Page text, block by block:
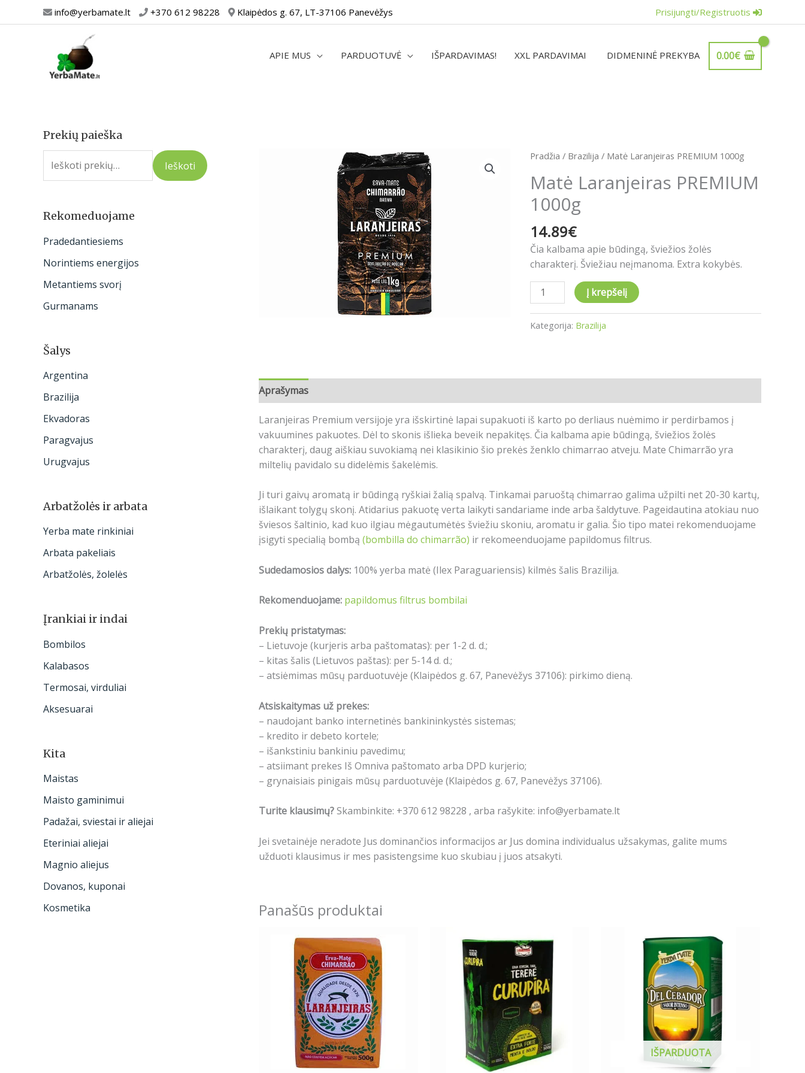
prie
info@yerbamate.lt +370 612 98228 Klaipėdos g. 67, LT-37106 Panevėžys Prisijungti/Registruotis
APIE MUS PARDUOTUVĖ IŠPARDAVIMAS! XXL PARDAVIMAI DIDMENINĖ PREKYBA 0.00€
Prekių paieška
I
e
o
:
Ieškoti
Rekomeduojame
Pradedantiesiems
Norintiems energijos
Metantiems svorį
Gurmanams
Šalys
Argentina
Brazilija
Ekvadoras
Paragvajus
Urugvajus
Arbatžolės ir arbata
Yerba mate rinkiniai
Arbata pakeliais
Arbatžolės, žolelės
Įrankiai ir indai
Bombilos
Kalabasos
Termosai, virduliai
Aksesuarai
Kita
Maistas
Maisto gaminimui
Padažai, sviestai ir aliejai
Eteriniai aliejai
Magnio aliejus
Dovanos, kuponai
Kosmetika
Pradžia / Brazilija / Matė Laranjeiras PREMIUM 1000g
Matė Laranjeiras PREMIUM
1000g
14.89€
Čia kalbama apie būdingą, šviežios žolės
charakterį. Šviežiau neįmanoma. Extra kokybės.
produkto
Matė
Laranjeiras
PREMIUM
1000g
Į krepšelį
Kategorija: Brazilija
Aprašymas
Laranjeiras Premium versijoje yra išskirtinė lapai supakuoti iš karto po derliaus nuėmimo ir perdirbamos į
vakuumines pakuotes. Dėl to skonis išlieka beveik nepakitęs. Čia kalbama apie būdingą, šviežios žolės
charakterį, daug aiškiau suvokiamą nei klasikinio šio prekės ženklo chimarrao atveju. Mate Chimarrão yra
miltelių pavidalo su didelėmis šakelėmis.
Ji turi gaivų aromatą ir būdingą ryškiai žalią spalvą. Tinkamai paruoštą chimarrao galima užpilti net 20-30 kartų,
išlaikant tolygų skonį. Atidarius pakuotę verta laikyti sandariame inde arba šaldytuve. Pageidautina atokiau nuo
šviesos šaltinio, kad kuo ilgiau mėgautumėtės šviežiu skoniu, aromatu ir galia. Šio tipo matei rekomenduojame
įsigyti specialią bombą (bombilla do chimarrão) ir rekomeenduojame papildomus filtrus.
Sudedamosios dalys: 100% yerba matė (Ilex Paraguariensis) kilmės šalis Brazilija.
Rekomenduojame: papildomus filtrus bombilai
Prekių pristatymas:
– Lietuvoje (kurjeris arba paštomatas): per 1-2 d. d.;
– kitas šalis (Lietuvos paštas): per 5-14 d. d.;
– atsiėmimas mūsų parduotuvėje (Klaipėdos g. 67, Panevėžys 37106): pirkimo dieną.
Atsiskaitymas už prekes:
– naudojant banko internetinės bankininkystės sistemas;
– kredito ir debeto kortele;
– išankstiniu bankiniu pavedimu;
– atsiimant prekes Iš Omniva paštomato arba DPD kurjerio;
– grynaisiais pinigais mūsų parduotuvėje (Klaipėdos g. 67, Panevėžys 37106).
Turite klausimų?Skambinkite: +370 612 98228 , arba rašykite: info@yerbamate.lt
Jei svetainėje neradote Jus dominančios informacijos ar Jus domina individualus užsakymas, galite mums
užduoti klausimus ir mes pasistengsime kuo skubiau į juos atsakyti.
Panašūs produktai
IŠPARDUOTA